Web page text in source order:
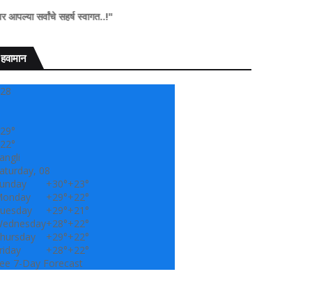
सहर्ष स्वागत..!"
हवामान
28
29°
22°
08
+30°+23°
+29°+22°
+29°+21°
+28°+22°
+29°+22°
+28°+22°
7-Day Forecast